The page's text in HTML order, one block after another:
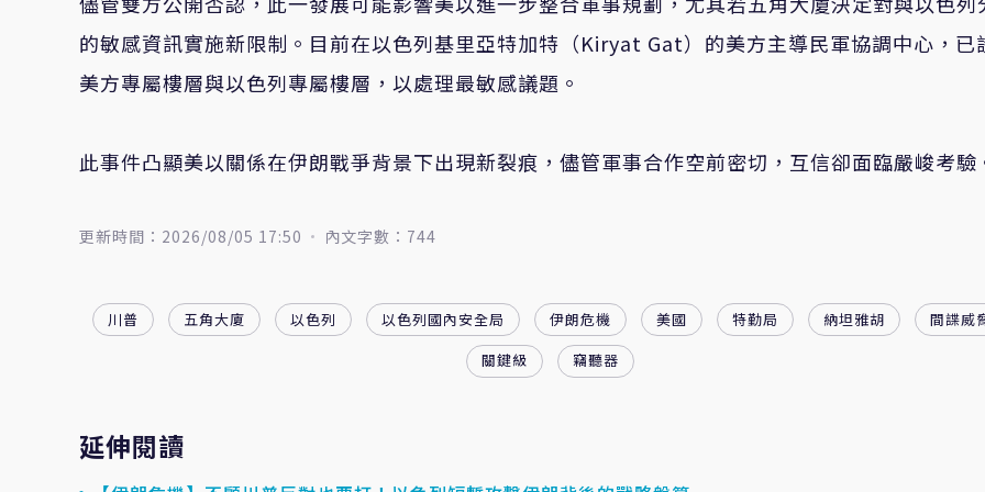
的敏感資訊實施新限制。目前在以色列基里亞特加特（Kiryat Gat）的美方主導民軍協調中心，已
美方專屬樓層與以色列專屬樓層，以處理最敏感議題。
此事件凸顯美以關係在伊朗戰爭背景下出現新裂痕，儘管軍事合作空前密切，互信卻面臨嚴峻考驗
更新時間：2026/08/05 17:50 內文字數：744
川普 五角大廈 以色列 以色列國內安全局 伊朗危機 美國 特勤局 納坦雅胡
間諜威
關鍵級
竊聽器
延伸閱讀